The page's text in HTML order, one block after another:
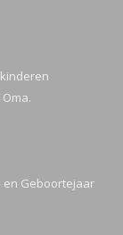
en Geboortejaar